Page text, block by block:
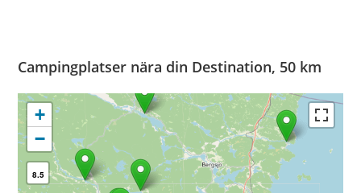
Campingplatser nära din Destination, 50 km
+
−
8.5